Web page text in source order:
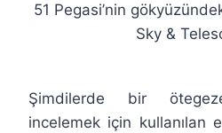
51 Pegasi’nin
Sky &
Şimdilerde bir
incelemek için kullanılan